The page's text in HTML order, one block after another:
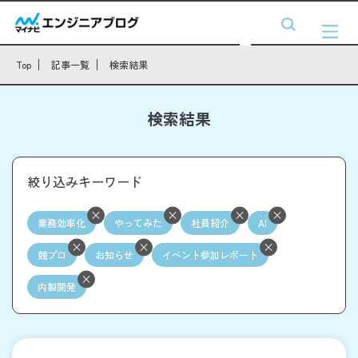
Top 記事一覧 検索結果
検索結果
絞り込みキーワード
業務効率化 やってみた 社員紹介 AI
競プロ お知らせ イベント参加レポート
内製開発